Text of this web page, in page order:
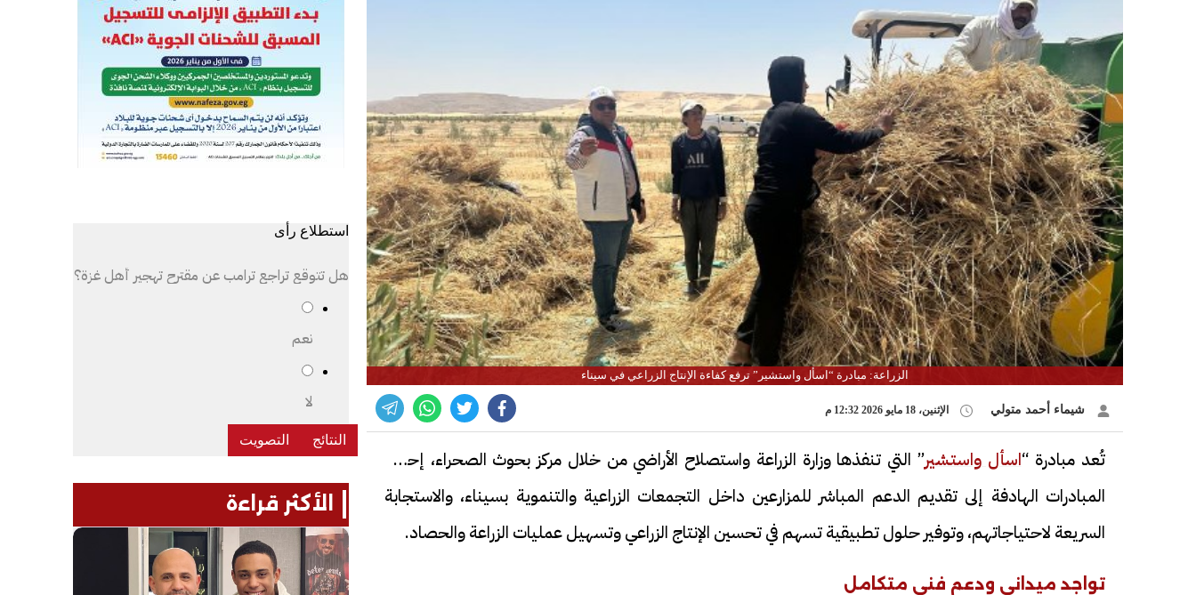
الزراعة: مبادرة “اسأل واستشير” ترفع كفاءة الإنتاج الزراعي في سيناء
شيماء أحمد متولي الإثنين، 18 مايو 2026 12:32 م
تُعد مبادرة “اسأل واستشير” التي تنفذها وزارة الزراعة واستصلاح الأراضي من خلال مركز بحوث الصحراء، إحدى
المبادرات الهادفة إلى تقديم الدعم المباشر للمزارعين داخل التجمعات الزراعية والتنموية بسيناء، والاستجابة
السريعة لاحتياجاتهم، وتوفير حلول تطبيقية تسهم في تحسين الإنتاج الزراعي وتسهيل عمليات الزراعة والحصاد.
تواجد ميداني ودعم فني متكامل
استطلاع رأى
هل تتوقع تراجع ترامب عن مقترح تهجير أهل غزة؟
نعم
لا
الأكثر قراءة